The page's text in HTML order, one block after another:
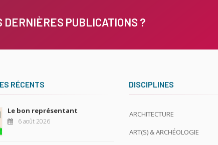
DERNIÈRES PUBLICATIONS ?
RÉCENTS
Le bon représentant
6 août 2026
DISCIPLINES
ARCHITECTURE
ART(S) & ARCHÉOLOGIE